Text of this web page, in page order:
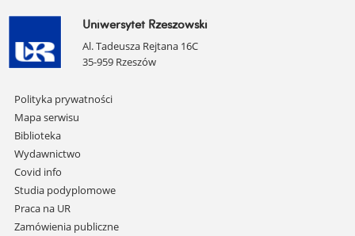
Uniwersytet Rzeszowski
Al. Tadeusza Rejtana 16C
35-959 Rzeszów
Pomiń
nawigację
i
przejdź
do
treści
Polityka prywatności
Mapa serwisu
Biblioteka
Wydawnictwo
Covid info
Studia podyplomowe
Praca na UR
Zamówienia publiczne